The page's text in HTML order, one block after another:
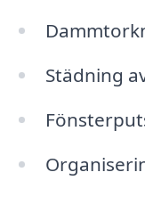
Städning